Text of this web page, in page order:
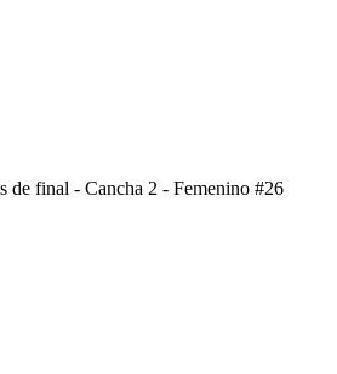
de final - Cancha 2 - Femenino #26